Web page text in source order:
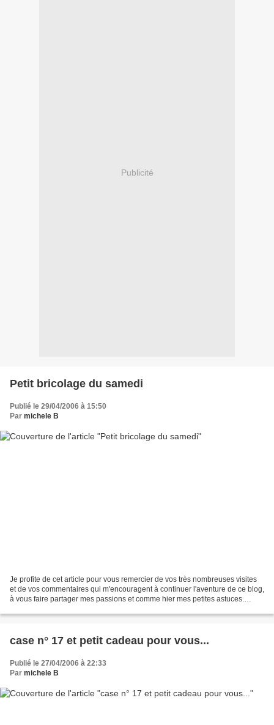
Publicité
Petit bricolage du samedi
Publié le 29/04/2006 à 15:50
Par michele B
Je profite de cet article pour vous remercier de vos très nombreuses visites
et de vos commentaires qui m'encouragent à continuer l'aventure de ce blog,
à vous faire partager mes passions et comme hier mes petites astuces.
case n° 17 et petit cadeau pour vous...
Publié le 27/04/2006 à 22:33
Par michele B